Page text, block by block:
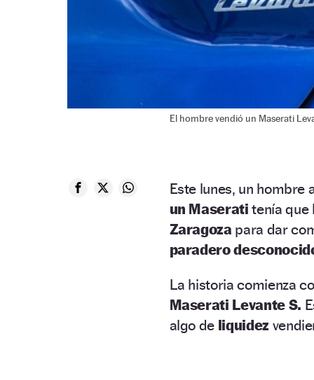
El hombre vendió un Maserati
Este lunes, un hombre
un Maseratitenía que
Zaragoza para dar
paradero
La historia comienza
Maserati Levante S.
algo de liquidez